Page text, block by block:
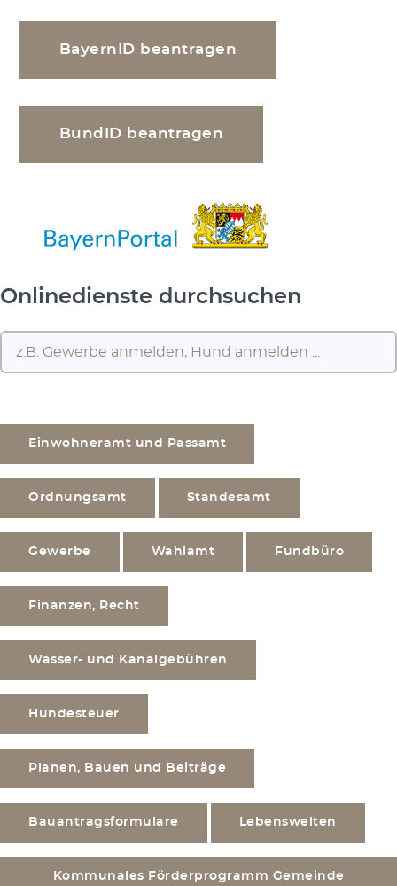
BayernID beantragen
BundID beantragen
Onlinedienste durchsuchen
Einwohneramt und Passamt
Ordnungsamt Standesamt
Gewerbe Wahlamt Fundbüro
Finanzen, Recht
Wasser- und Kanalgebühren
Hundesteuer
Planen, Bauen und Beiträge
Bauantragsformulare Lebenswelten
Kommunales Förderprogramm Gemeinde